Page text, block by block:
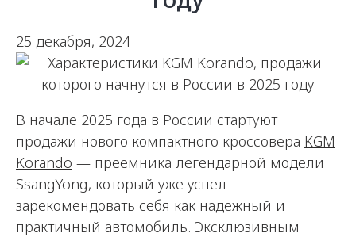
25 декабря, 2024
В начале 2025 года в России стартуют
продажи нового компактного кроссовера KGM
Korando — преемника легендарной модели
SsangYong, который уже успел
зарекомендовать себя как надежный и
практичный автомобиль. Эксклюзивным